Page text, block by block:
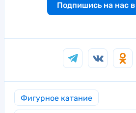
Подпишись на нас
Фигурное катание